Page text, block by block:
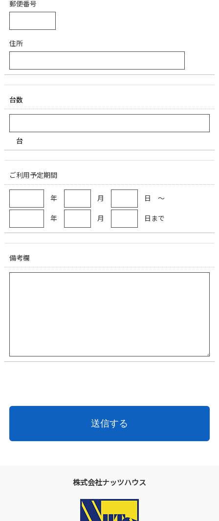
郵便番号
住所
台数
台
ご利用予定期間
年 月 日 ～
年 月 日まで
備考欄
株式会社ナッツハウス